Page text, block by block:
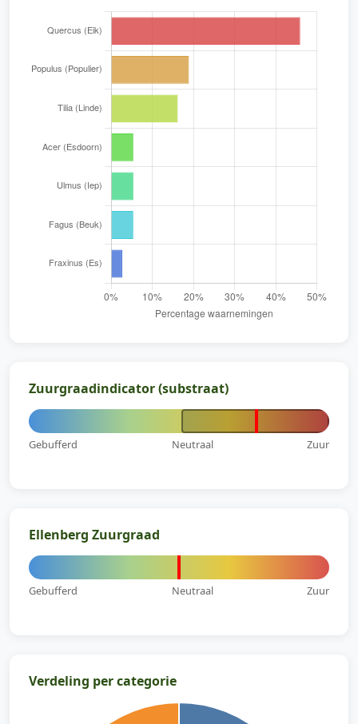
Zuurgraadindicator (substraat)
Gebufferd Neutraal Zuur
Ellenberg Zuurgraad
Gebufferd Neutraal Zuur
Verdeling per categorie